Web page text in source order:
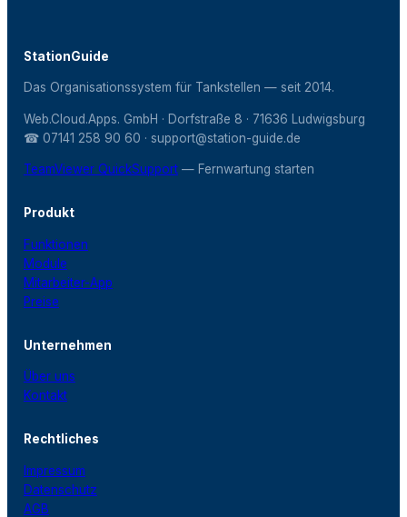
StationGuide
Das Organisationssystem für Tankstellen — seit 2014.
Web.Cloud.Apps. GmbH · Dorfstraße 8 · 71636 Ludwigsburg
☎ 07141 258 90 60 · support@station-guide.de
TeamViewer QuickSupport— Fernwartung starten
Produkt
Funktionen
Module
Mitarbeiter-App
Preise
Unternehmen
Über uns
Kontakt
Rechtliches
Impressum
Datenschutz
AGB